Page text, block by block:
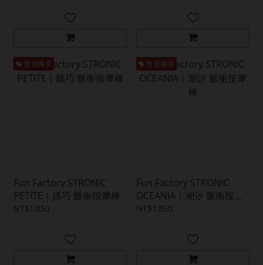
會員獨享
Fun Factory STRONIC
PETITE｜嬌巧 脈衝按摩棒
NT$1,850
會員獨享
Fun Factory STRONIC
OCEANIA｜潮汐 脈衝按摩
棒
NT$1,850